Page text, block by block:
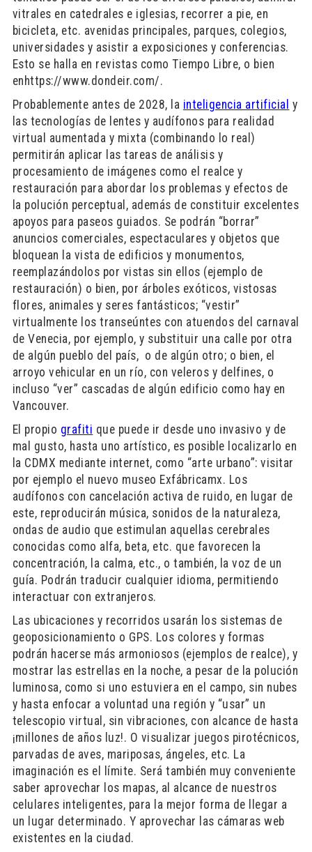
vitrales en catedrales e iglesias, recorrer a pie, en
bicicleta, etc. avenidas principales, parques, colegios,
universidades y asistir a exposiciones y conferencias.
Esto se halla en revistas como Tiempo Libre, o bien
enhttps://www.dondeir.com/.
Probablemente antes de 2028, la inteligencia artificial y
las tecnologías de lentes y audífonos para realidad
virtual aumentada y mixta (combinando lo real)
permitirán aplicar las tareas de análisis y
procesamiento de imágenes como el realce y
restauración para abordar los problemas y efectos de
la polución perceptual, además de constituir excelentes
apoyos para paseos guiados. Se podrán “borrar”
anuncios comerciales, espectaculares y objetos que
bloquean la vista de edificios y monumentos,
reemplazándolos por vistas sin ellos (ejemplo de
restauración) o bien, por árboles exóticos, vistosas
flores, animales y seres fantásticos; “vestir”
virtualmente los transeúntes con atuendos del carnaval
de Venecia, por ejemplo, y substituir una calle por otra
de algún pueblo del país, o de algún otro; o bien, el
arroyo vehicular en un río, con veleros y delfines, o
incluso “ver” cascadas de algún edificio como hay en
Vancouver.
El propio grafiti que puede ir desde uno invasivo y de
mal gusto, hasta uno artístico, es posible localizarlo en
la CDMX mediante internet, como “arte urbano”: visitar
por ejemplo el nuevo museo Exfábricamx. Los
audífonos con cancelación activa de ruido, en lugar de
este, reproducirán música, sonidos de la naturaleza,
ondas de audio que estimulan aquellas cerebrales
conocidas como alfa, beta, etc. que favorecen la
concentración, la calma, etc., o también, la voz de un
guía. Podrán traducir cualquier idioma, permitiendo
interactuar con extranjeros.
Las ubicaciones y recorridos usarán los sistemas de
geoposicionamiento o GPS. Los colores y formas
podrán hacerse más armoniosos (ejemplos de realce), y
mostrar las estrellas en la noche, a pesar de la polución
luminosa, como si uno estuviera en el campo, sin nubes
y hasta enfocar a voluntad una región y “usar” un
telescopio virtual, sin vibraciones, con alcance de hasta
¡millones de años luz!. O visualizar juegos pirotécnicos,
parvadas de aves, mariposas, ángeles, etc. La
imaginación es el límite. Será también muy conveniente
saber aprovechar los mapas, al alcance de nuestros
celulares inteligentes, para la mejor forma de llegar a
un lugar determinado. Y aprovechar las cámaras web
existentes en la ciudad.